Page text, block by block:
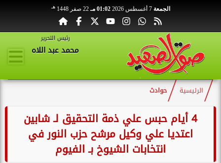
الجمعة 7 أغسطس 2026 01:02 مـ 22 صفر 1448 هـ
رئيس التحرير
محمد عبد اللاه
الرئيسية حوادث
4 أيام حبس علي ذمة التحقيق لـ شابين
اعتديا علي وكيل مرشح حزب النور في
انتخابات الشيوخ بـ الفيوم